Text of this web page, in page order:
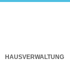
HAUSVERWALTUNG